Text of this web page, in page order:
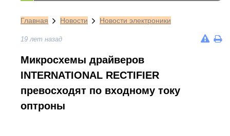
Главная Новости Новости электроники
19 лет назад
Микросхемы драйверов
INTERNATIONAL RECTIFIER
превосходят по входному току
оптроны